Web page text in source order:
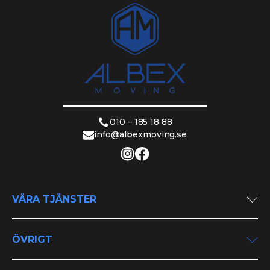
010 – 185 18 88
info@albexmoving.se
VÅRA TJÄNSTER
Privatflytt
Företagsflytt
Flyttstädning
ÖVRIGT
Om oss